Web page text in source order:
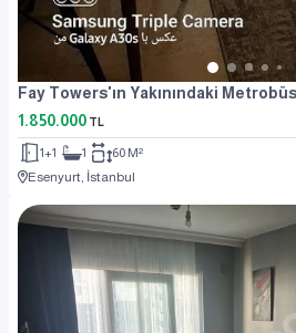
Fay Towers'ın Yakınındaki Metrobüs
1.850.000 TL
1+1 1
60 M²
Esenyurt, İstanbul